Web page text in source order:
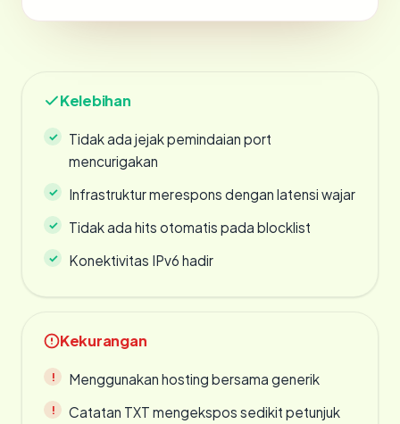
Kelebihan
Tidak ada jejak pemindaian port
mencurigakan
Infrastruktur merespons dengan latensi wajar
Tidak ada hits otomatis pada blocklist
Konektivitas IPv6 hadir
Kekurangan
Menggunakan hosting bersama generik
Catatan TXT mengekspos sedikit petunjuk